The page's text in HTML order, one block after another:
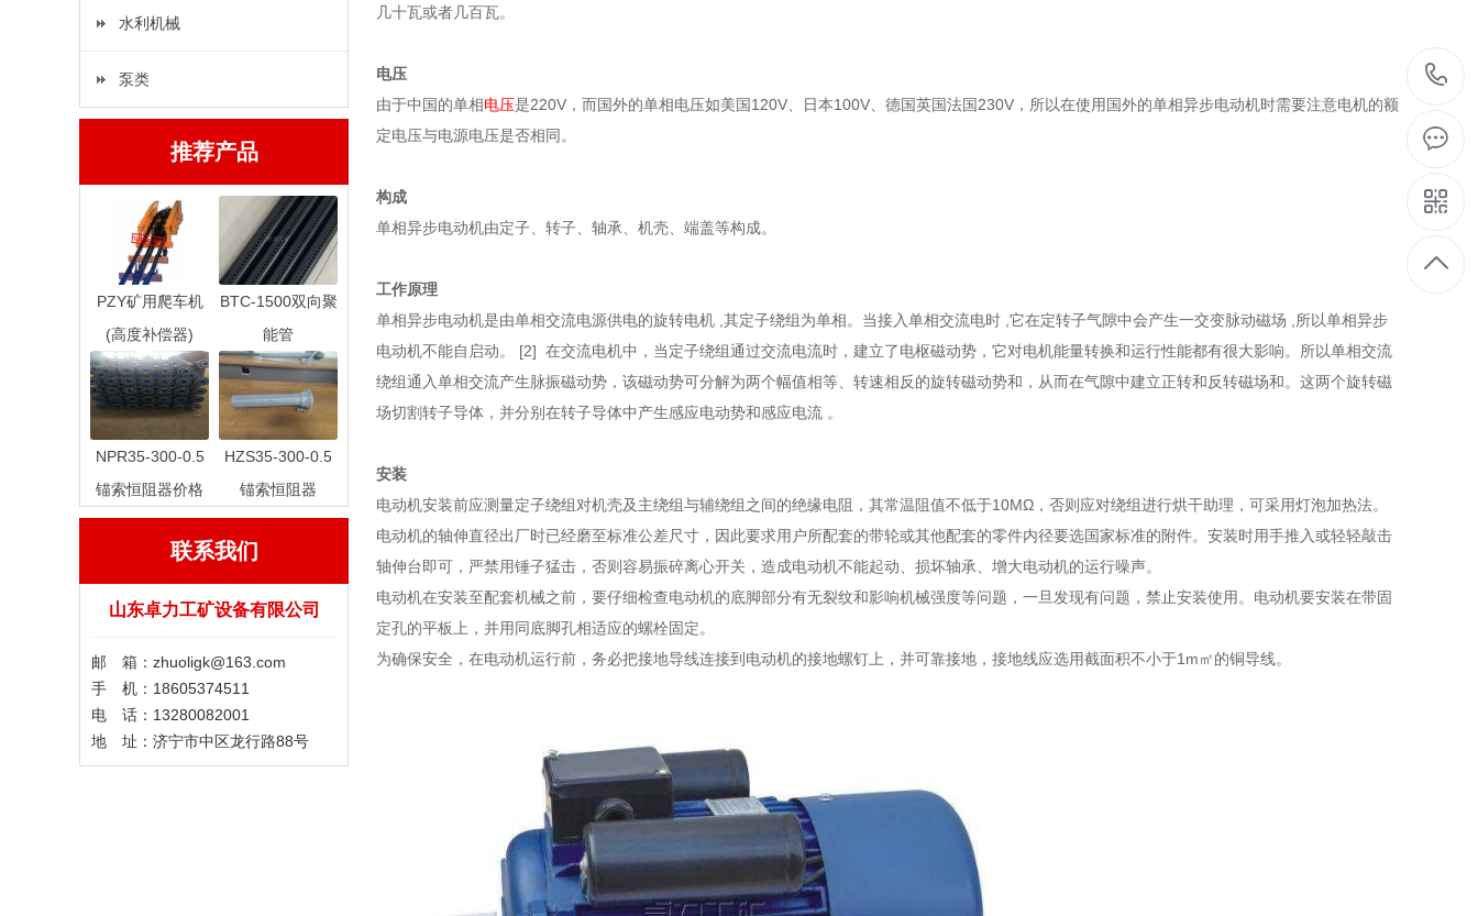
水利机械
泵类
推荐产品
PZY矿用爬车机
(高度补偿器)
BTC-1500双向聚
能管
NPR35-300-0.5
锚索恒阻器价格
HZS35-300-0.5
锚索恒阻器
联系我们
山东卓力工矿设备有限公司
邮 箱：zhuoligk@163.com
手 机：18605374511
电 话：13280082001
地 址：济宁市中区龙行路88号
几十瓦或者几百瓦。
电压
由于中国的单相电压是220V，而国外的单相电压如美国120V、日本100V、德国英国法国230V，所以在使用国外的单相异步电动机时需要注意电机的额
定电压与电源电压是否相同。
构成
单相异步电动机由定子、转子、轴承、机壳、端盖等构成。
工作原理
单相异步电动机是由单相交流电源供电的旋转电机 ,其定子绕组为单相。当接入单相交流电时 ,它在定转子气隙中会产生一交变脉动磁场 ,所以单相异步
电动机不能自启动。 [2] 在交流电机中，当定子绕组通过交流电流时，建立了电枢磁动势，它对电机能量转换和运行性能都有很大影响。所以单相交流
绕组通入单相交流产生脉振磁动势，该磁动势可分解为两个幅值相等、转速相反的旋转磁动势和，从而在气隙中建立正转和反转磁场和。这两个旋转磁
场切割转子导体，并分别在转子导体中产生感应电动势和感应电流 。
安装
电动机安装前应测量定子绕组对机壳及主绕组与辅绕组之间的绝缘电阻，其常温阻值不低于10MΩ，否则应对绕组进行烘干助理，可采用灯泡加热法。
电动机的轴伸直径出厂时已经磨至标准公差尺寸，因此要求用户所配套的带轮或其他配套的零件内径要选国家标准的附件。安装时用手推入或轻轻敲击
轴伸台即可，严禁用锤子猛击，否则容易振碎离心开关，造成电动机不能起动、损坏轴承、增大电动机的运行噪声。
电动机在安装至配套机械之前，要仔细检查电动机的底脚部分有无裂纹和影响机械强度等问题，一旦发现有问题，禁止安装使用。电动机要安装在带固
定孔的平板上，并用同底脚孔相适应的螺栓固定。
为确保安全，在电动机运行前，务必把接地导线连接到电动机的接地螺钉上，并可靠接地，接地线应选用截面积不小于1m㎡的铜导线。